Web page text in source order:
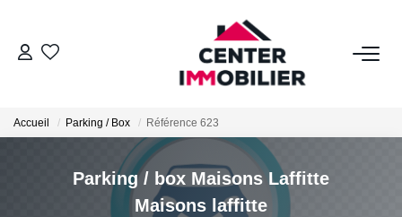
ACHETER
Calculettes Financières
Accueil Parking / Box Référence 623
Parking / box Maisons Laffitte
Maisons laffitte